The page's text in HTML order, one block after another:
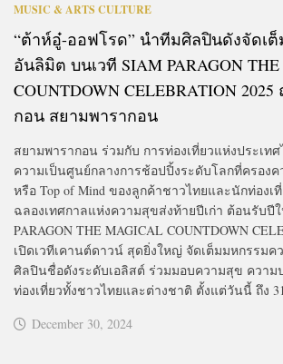
MUSIC & ARTS CULTURE
“ต้าห์อู๋-ออฟโรด” นำทีมศิลปินดังจัดเ
อันลิมิต บนเวที SIAM PARAGON
COUNTDOWN CELEBRATION
กอน สยามพารากอน
สยามพารากอน ร่วมกับ การท่องเที่ยวแห่งประเท
ความเป็นศูนย์กลางการช้อปปิ้งระดับโลกที่ครองค
หรือ Top of Mind ของลูกค้าชาวไทยและนักท่องเ
ฉลองเทศกาลแห่งความสุขส่งท้ายปีเก่า ต้อนรับปี
PARAGON THE MAGICAL COUNTDOWN
เปิดเวทีเคานต์ดาวน์ สุดยิ่งใหญ่ จัดเต็มมหกรรมค
ศิลปินชื่อดังระดับเอลิสต์ ร่วมมอบความสุข ความ
ท่องเที่ยวทั้งชาวไทยและต่างชาติ ตั้งแต่วันนี้ ถึง
December 30, 2024